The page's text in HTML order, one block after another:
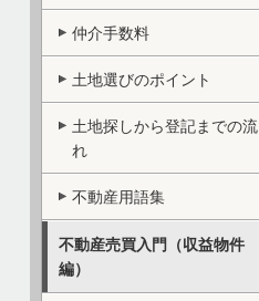
仲介手数料
土地選びのポイント
土地探しから登記までの流
れ
不動産用語集
不動産売買入門（収益物件
編）